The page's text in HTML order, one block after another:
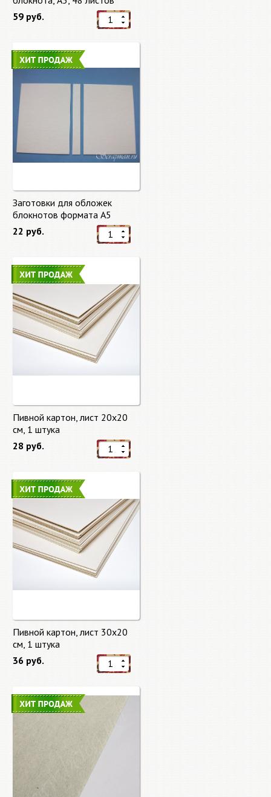
59 руб.
Заготовки для обложек
блокнотов формата А5
22 руб.
Пивной картон, лист 20х20
cм, 1 штука
28 руб.
Пивной картон, лист 30х20
cм, 1 штука
36 руб.